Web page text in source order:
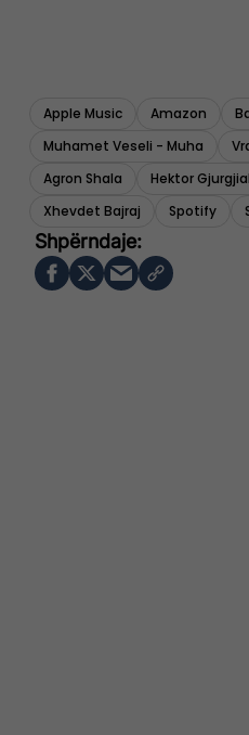
Apple Music Amazon
Muhamet Veseli - Muha
Agron Shala
Hektor
Xhevdet Bajraj
Spotify